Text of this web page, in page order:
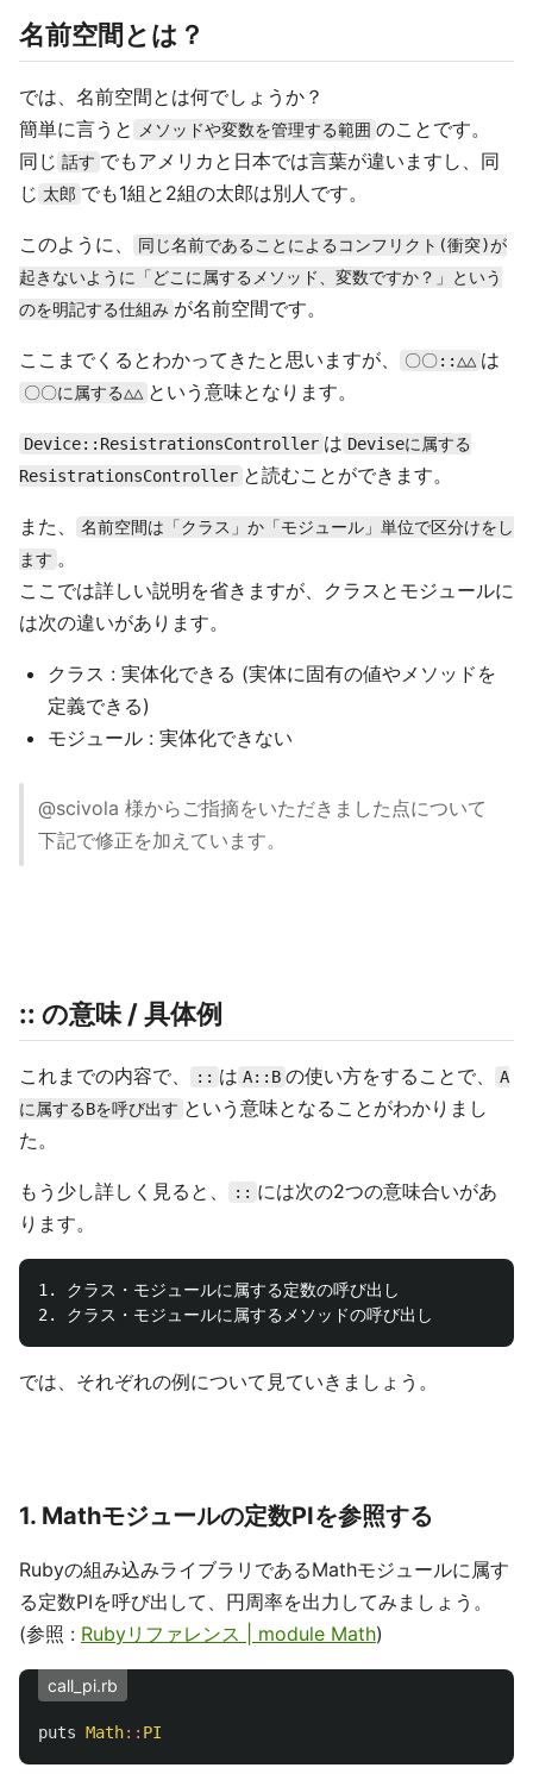
名前空間とは？
では、名前空間とは何でしょうか？
簡単に言うと
メソッドや変数を管理する範囲 のことです。
同じ 話す でもアメリカと日本では言葉が違いますし、同
じ 太郎 でも1組と2組の太郎は別人です。
このように、
同じ名前であることによるコンフリクト(衝突)が
起きないように「どこに属するメソッド、変数ですか？」という
のを明記する仕組み が名前空間です。
ここまでくるとわかってきたと思いますが、 〇〇::△△ は
〇〇に属する△△ という意味となります。
Device::ResistrationsController は Deviseに属する
ResistrationsController と読むことができます。
また、
名前空間は「クラス」か「モジュール」単位で区分けをし
ます 。
ここでは詳しい説明を省きますが、クラスとモジュールに
は次の違いがあります。
クラス : 実体化できる (実体に固有の値やメソッドを
定義できる)
モジュール : 実体化できない
@scivola 様からご指摘をいただきました点について
下記で修正を加えています。
:: の意味 / 具体例
これまでの内容で、 :: は A::B の使い方をすることで、
A
に属するBを呼び出す という意味となることがわかりまし
た。
もう少し詳しく見ると、 :: には次の2つの意味合いがあ
ります。
1. クラス・モジュールに属する定数の呼び出し
では、それぞれの例について見ていきましょう。
1. Mathモジュールの定数PIを参照する
Rubyの組み込みライブラリであるMathモジュールに属す
る定数PIを呼び出して、円周率を出力してみましょう。
(参照 : Rubyリファレンス | module Math)
call_pi.rb
puts Math:: PI